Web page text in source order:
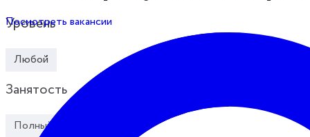
Посмотреть вакансии
Уровень
Любой
Занятость
Полный день